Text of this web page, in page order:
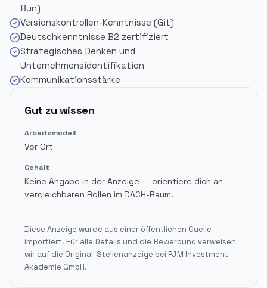
Bun)
Versionskontrollen-Kenntnisse (Git)
Deutschkenntnisse B2 zertifiziert
Strategisches Denken und
Unternehmensidentifikation
Kommunikationsstärke
Gut zu wissen
Arbeitsmodell
Vor Ort
Gehalt
Keine Angabe in der Anzeige — orientiere dich an
vergleichbaren Rollen im DACH-Raum.
Diese Anzeige wurde aus einer öffentlichen Quelle
importiert. Für alle Details und die Bewerbung verweisen
wir auf die Original-Stellenanzeige bei PJM Investment
Akademie GmbH.